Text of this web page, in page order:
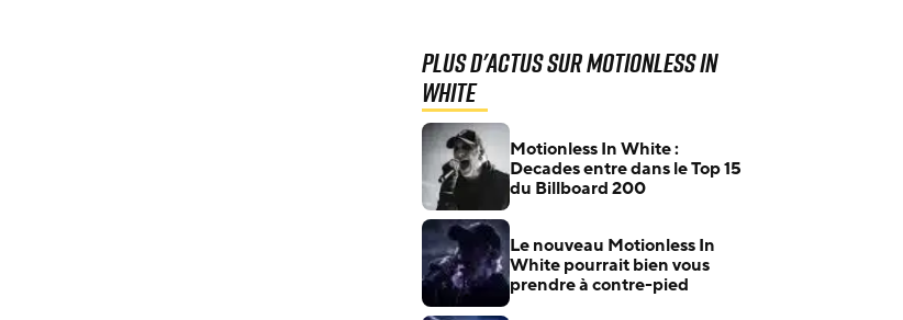
Plus d'actus sur Motionless In
White
Motionless In White :
Decades entre dans le Top 15
du Billboard 200
Le nouveau Motionless In
White pourrait bien vous
prendre à contre-pied